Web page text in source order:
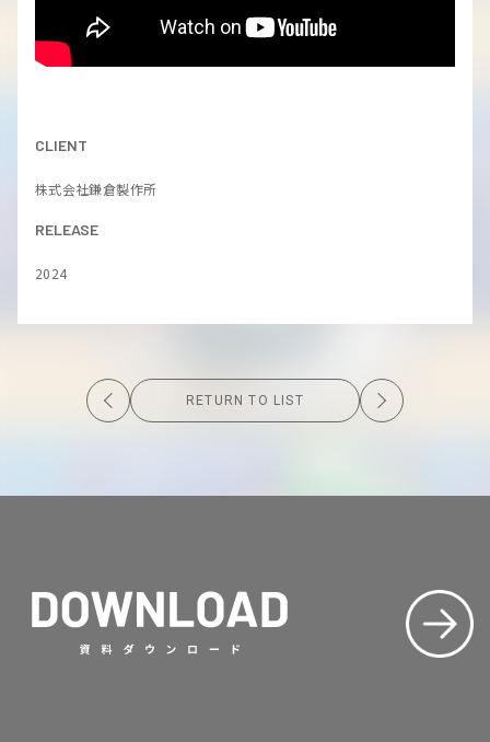
CLIENT
株式会社鎌倉製作所
RELEASE
2024
RETURN TO LIST